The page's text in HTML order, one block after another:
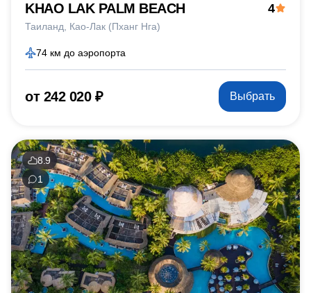
KHAO LAK PALM BEACH
Таиланд Као-Лак (Пханг Нга)
4
74 км до аэропорта
от 242 020 ₽ Выбрать
8.9
1